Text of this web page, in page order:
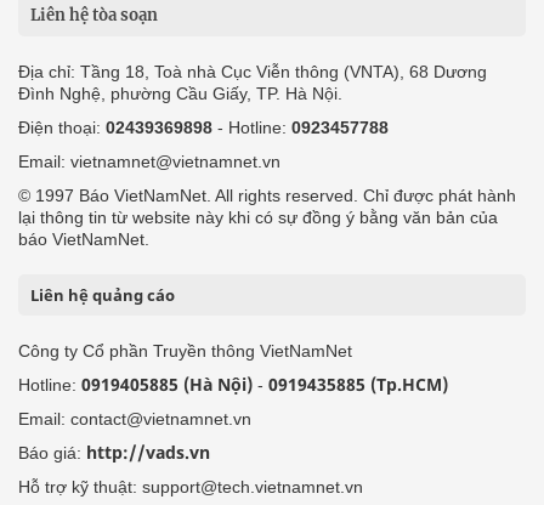
Liên hệ tòa soạn
Địa chỉ: Tầng 18, Toà nhà Cục Viễn thông (VNTA), 68 Dương
Đình Nghệ, phường Cầu Giấy, TP. Hà Nội.
Điện thoại: 02439369898 - Hotline: 0923457788
Email: vietnamnet@vietnamnet.vn
© 1997 Báo VietNamNet. All rights reserved. Chỉ được phát hành
lại thông tin từ website này khi có sự đồng ý bằng văn bản của
báo VietNamNet.
Liên hệ quảng cáo
Công ty Cổ phần Truyền thông VietNamNet
Hotline: 0919405885 (Hà Nội) - 0919435885 (Tp.HCM)
Email: contact@vietnamnet.vn
Báo giá: http://vads.vn
Hỗ trợ kỹ thuật: support@tech.vietnamnet.vn